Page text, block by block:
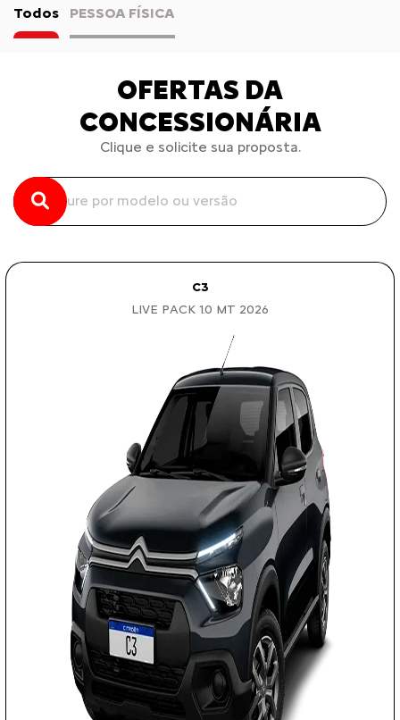
Todos PESSOA FÍSICA
OFERTAS DA
CONCESSIONÁRIA
Clique e solicite sua proposta.
C3
LIVE PACK 1.0 MT 2026